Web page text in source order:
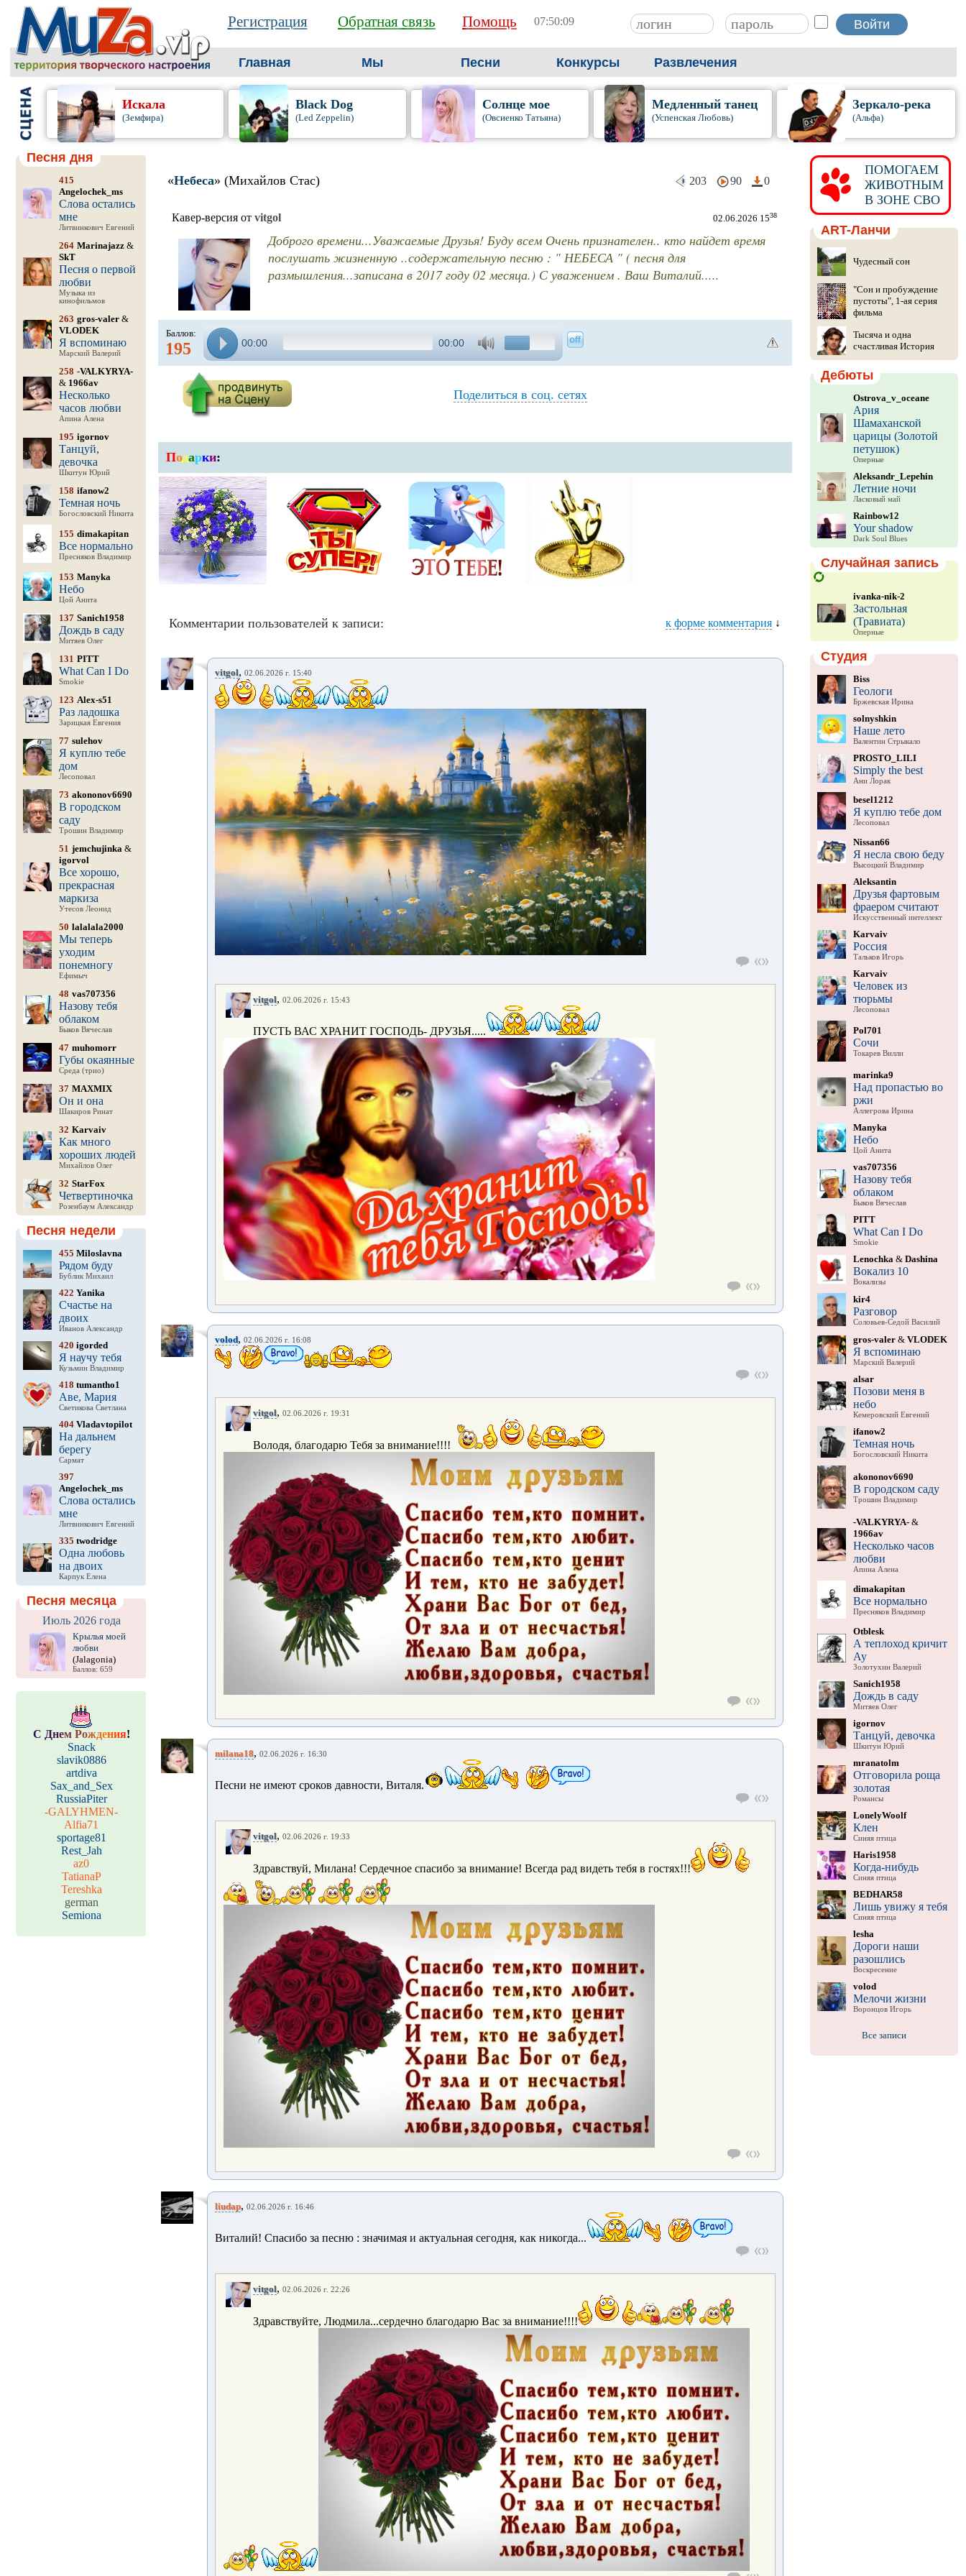
Регистрация Обратная связь Помощь 07:50:11
Главная Мы Песни Конкурсы Развлечения
Искала
(Земфира)
Black Dog
(Led Zeppelin)
Солнце мое
(Овсиенко Татьяна)
Медленный танец
(Успенская Любовь)
Зеркало-река
(Альфа)
Песня дня
415
Angelochek_ms
Слова остались
мне
Литвинкович Евгений
264 Marinajazz&
SkT
Песня о первой
любви
Музыка из
кинофильмов
263 gros-valer&
VLODEK
Я вспоминаю
Марский Валерий
258 -VALKYRYA-
& 1966av
Несколько
часов любви
Апина Алена
195 igornov
Танцуй,
девочка
Шкитун Юрий
158 ifanow2
Темная ночь
Богословский Никита
155 dimakapitan
Все нормально
Пресняков Владимир
153 Manyka
Небо
Цой Анита
137 Sanich1958
Дождь в саду
Митяев Олег
131 PITT
What Can I Do
Smokie
123 Alex-s51
Раз ладошка
Зарицкая Евгения
77 sulehov
Я куплю тебе
дом
Лесоповал
73 akononov6690
В городском
саду
Трошин Владимир
51 jemchujinka&
igorvol
Все хорошо,
прекрасная
маркиза
Утесов Леонид
50 lalalala2000
Мы теперь
уходим
понемногу
Ефимыч
48 vas707356
Назову тебя
облаком
Быков Вячеслав
47 muhomorr
Губы окаянные
Среда (трио)
37 MAXMIX
Он и она
Шакиров Ринат
32 Karvaiv
Как много
хороших людей
Михайлов Олег
32 StarFox
Четвертиночка
Розенбаум Александр
Песня недели
455 Miloslavna
Рядом буду
Бублик Михаил
422 Yanika
Счастье на
двоих
Иванов Александр
420 igorded
Я научу тебя
Кузьмин Владимир
418 tumantho1
Аве, Мария
Светикова Светлана
404Vladavtopilot
На дальнем
берегу
Сармат
397
Angelochek_ms
Слова остались
мне
Литвинкович Евгений
335 twodridge
Одна любовь
на двоих
Карпук Елена
Песня месяца
Июль 2026 года
Крылья моей
любви
(Jalagonia)
Баллов: 659
С Днем Рождения!
Snack
slavik0886
artdiva
Sax_and_Sex
RussiaPiter
-GALYHMEN-
Alfia71
sportage81
Rest_Jah
az0
TatianaP
Tereshka
german
Semiona
«Небеса» (Михайлов Стас) 203 90 0
Кавер-версия от vitgol 02.06.2026 1538
Доброго времени...Уважаемые Друзья! Буду всем Очень признателен.. кто найдет время
послушать жизненную ..содержательную песню : " НЕБЕСА " ( песня для
размышления...записана в 2017 году 02 месяца.) С уважением . Ваш Виталий.....
Баллов:
195 00:00 00:00
Поделиться в соц. сетях
Подарки:
Комментарии пользователей к записи: к форме комментария ↓
vitgol, 02.06.2026 г. 15:40
vitgol, 02.06.2026 г. 15:43
ПУСТЬ ВАС ХРАНИТ ГОСПОДЬ- ДРУЗЬЯ.....
volod, 02.06.2026 г. 16:08
vitgol, 02.06.2026 г. 19:31
Володя, благодарю Тебя за внимание!!!!
milana18, 02.06.2026 г. 16:30
Песни не имеют сроков давности, Виталя.
vitgol, 02.06.2026 г. 19:33
Здравствуй, Милана! Сердечное спасибо за внимание! Всегда рад видеть тебя в гостях!!!
liudap, 02.06.2026 г. 16:46
Виталий! Спасибо за песню : значимая и актуальная сегодня, как никогда...
vitgol, 02.06.2026 г. 22:26
Здравствуйте, Людмила...сердечно благодарю Вас за внимание!!!!
ПОМОГАЕМ
ЖИВОТНЫМ
В ЗОНЕ СВО
ART-Ланчи
Чудесный сон
"Сон и пробуждение
пустоты", 1-ая серия
фильма
Тысяча и одна
счастливая История
Дебюты
Ostrova_v_oceane
Ария
Шамаханской
царицы (Золотой
петушок)
Оперные
Aleksandr_Lepehin
Летние ночи
Ласковый май
Rainbow12
Your shadow
Dark Soul Blues
Случайная запись
ivanka-nik-2
Застольная
(Травиата)
Оперные
Студия
Biss
Геологи
Бржевская Ирина
solnyshkin
Наше лето
Валентин Стрыкало
PROSTO_LILI
Simply the best
Ани Лорак
besel1212
Я куплю тебе дом
Лесоповал
Nissan66
Я несла свою беду
Высоцкий Владимир
Aleksantin
Друзья фартовым
фраером считают
Искусственный интеллект
Karvaiv
Россия
Тальков Игорь
Karvaiv
Человек из
тюрьмы
Лесоповал
Pol701
Сочи
Токарев Вилли
marinka9
Над пропастью во
ржи
Аллегрова Ирина
Manyka
Небо
Цой Анита
vas707356
Назову тебя
облаком
Быков Вячеслав
PITT
What Can I Do
Smokie
Lenochka & Dashina
Вокализ 10
Вокализы
kir4
Разговор
Соловьев-Седой Василий
gros-valer& VLODEK
Я вспоминаю
Марский Валерий
alsar
Позови меня в
небо
Кемеровский Евгений
ifanow2
Темная ночь
Богословский Никита
akononov6690
В городском саду
Трошин Владимир
-VALKYRYA-&
1966av
Несколько часов
любви
Апина Алена
dimakapitan
Все нормально
Пресняков Владимир
Otblesk
А теплоход кричит
Ау
Золотухин Валерий
Sanich1958
Дождь в саду
Митяев Олег
igornov
Танцуй, девочка
Шкитун Юрий
mranatolm
Отговорила роща
золотая
Романсы
LonelyWoolf
Клен
Синяя птица
Haris1958
Когда-нибудь
Синяя птица
BEDHAR58
Лишь увижу я тебя
Синяя птица
lesha
Дороги наши
разошлись
Воскресение
volod
Мелочи жизни
Воронцов Игорь
Все записи